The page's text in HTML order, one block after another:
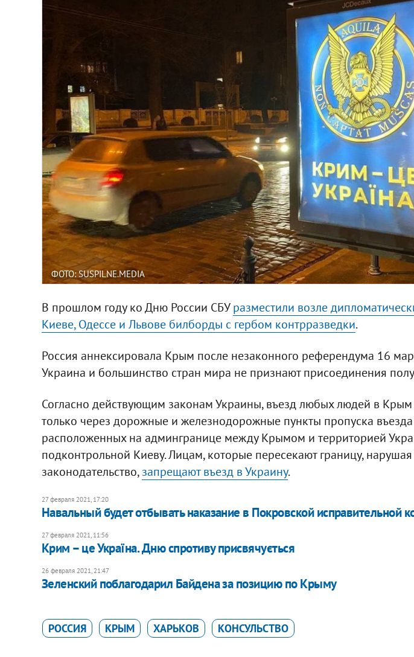
ФОТО: SUSPILNE.MEDIA
В прошлом году ко Дню России СБУразместили возле
Киеве, Одессе и Львове билборды с гербом контрразведки.
Россия аннексировала Крым после незаконного референдума 16
Украина и большинство стран мира не признают присоединения
Согласно действующим законам Украины, въезд любых людей в
только через дорожные и железнодорожные пункты пропуска
расположенных на админгранице между Крымом и территорией
подконтрольной Киеву. Лицам, которые пересекают границу,
законодательство,запрещают въезд в Украину.
27 февраля 2021, 17:20
Навальный будет отбывать наказание в Покровской исправительной
27 февраля 2021, 11:56
Крим – це Україна. Дню спротиву присвячується
26 февраля 2021, 21:47
Зеленский поблагодарил Байдена за позицию по Крыму
РОССИЯ КРЫМ ХАРЬКОВ КОНСУЛЬСТВО